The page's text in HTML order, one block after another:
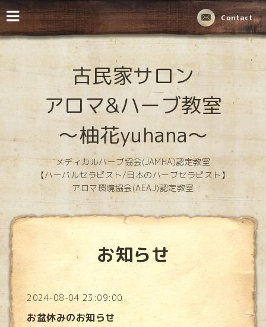
Contact
古民家サロン
アロマ&ハーブ教室
～柚花yuhana～
メディカルハーブ協会(JAMHA)認定教室
【ハーバルセラピスト/日本のハーブセラピスト】
アロマ環境協会(AEAJ)認定教室
お知らせ
2024-08-04 23:09:00
お盆休みのお知らせ